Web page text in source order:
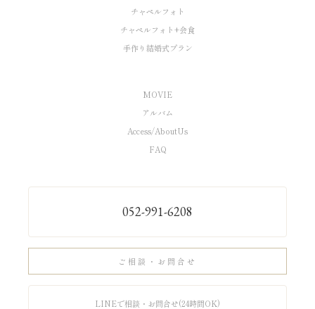
チャペルフォト
チャペルフォト+会食
手作り結婚式プラン
MOVIE
アルバム
Access/AboutUs
FAQ
052-991-6208
ご相談・お問合せ
LINEで相談・お問合せ(24時間OK)